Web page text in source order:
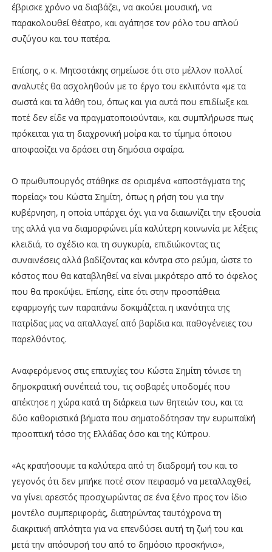
έβρισκε χρόνο να διαβάζει, να ακούει μουσική, να
παρακολουθεί θέατρο, και αγάπησε τον ρόλο του απλού
συζύγου και του πατέρα.
Επίσης, ο κ. Μητσοτάκης σημείωσε ότι στο μέλλον πολλοί
αναλυτές θα ασχοληθούν με το έργο του εκλιπόντα «με τα
σωστά και τα λάθη του, όπως και για αυτά που επιδίωξε και
ποτέ δεν είδε να πραγματοποιούνται», και συμπλήρωσε πως
πρόκειται για τη διαχρονική μοίρα και το τίμημα όποιου
αποφασίζει να δράσει στη δημόσια σφαίρα.
Ο πρωθυπουργός στάθηκε σε ορισμένα «αποστάγματα της
πορείας» του Κώστα Σημίτη, όπως η ρήση του για την
κυβέρνηση, η οποία υπάρχει όχι για να διαιωνίζει την εξουσία
της αλλά για να διαμορφώνει μία καλύτερη κοινωνία με λέξεις
κλειδιά, το σχέδιο και τη συγκυρία, επιδιώκοντας τις
συναινέσεις αλλά βαδίζοντας και κόντρα στο ρεύμα, ώστε το
κόστος που θα καταβληθεί να είναι μικρότερο από το όφελος
που θα προκύψει. Επίσης, είπε ότι στην προσπάθεια
εφαρμογής των παραπάνω δοκιμάζεται η ικανότητα της
πατρίδας μας να απαλλαγεί από βαρίδια και παθογένειες του
παρελθόντος.
Αναφερόμενος στις επιτυχίες του Κώστα Σημίτη τόνισε τη
δημοκρατική συνέπειά του, τις σοβαρές υποδομές που
απέκτησε η χώρα κατά τη διάρκεια των θητειών του, και τα
δύο καθοριστικά βήματα που σηματοδότησαν την ευρωπαϊκή
προοπτική τόσο της Ελλάδας όσο και της Κύπρου.
«Ας κρατήσουμε τα καλύτερα από τη διαδρομή του και το
γεγονός ότι δεν μπήκε ποτέ στον πειρασμό να μεταλλαχθεί,
να γίνει αρεστός προσχωρώντας σε ένα ξένο προς τον ίδιο
μοντέλο συμπεριφοράς, διατηρώντας ταυτόχρονα τη
διακριτική απλότητα για να επενδύσει αυτή τη ζωή του και
μετά την απόσυρσή του από το δημόσιο προσκήνιο»,